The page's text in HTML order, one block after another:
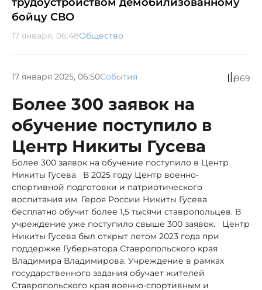
бойцу СВО
17 января, 06:48Общество
17 января 2025, 06:50События 969
Более 300 заявок на
обучение поступило в
Центр Никиты Гусева
Более 300 заявок на обучение поступило в Центр
Никиты Гусева В 2025 году Центр военно-
спортивной подготовки и патриотического
воспитания им. Героя России Никиты Гусева
бесплатно обучит более 1,5 тысячи ставропольцев. В
учреждение уже поступило свыше 300 заявок. Центр
Никиты Гусева был открыт летом 2023 года при
поддержке Губернатора Ставропольского края
Владимира Владимирова. Учреждение в рамках
государственного задания обучает жителей
Ставропольского края военно-спортивным и